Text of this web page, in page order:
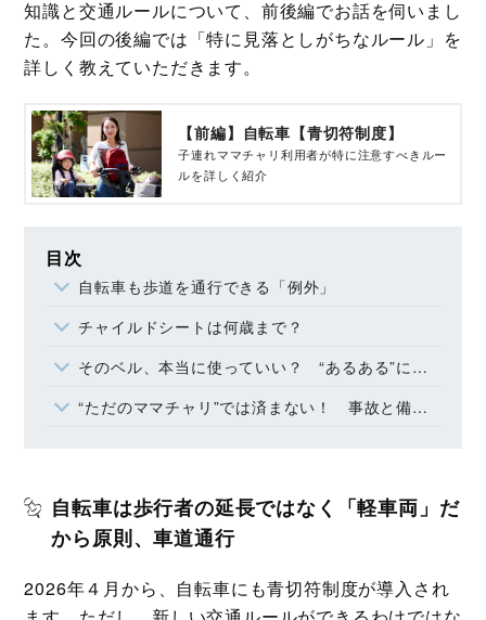
知識と交通ルールについて、前後編でお話を伺いまし
た。今回の後編では「特に見落としがちなルール」を
詳しく教えていただきます。
【前編】自転車【青切符制度】
子連れママチャリ利用者が特に注意すべきルー
ルを詳しく紹介
目次
自転車も歩道を通行できる「例外」
チャイルドシートは何歳まで？
そのベル、本当に使っていい？ “あるある”に潜む違反
“ただのママチャリ”では済まない！ 事故と備えのこと
自転車は歩行者の延長ではなく「軽車両」だ
から原則、車道通行
2026年４月から、自転車にも青切符制度が導入され